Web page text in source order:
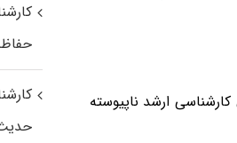
شرکت در آزمون کارشناسی ارشد ناپیوسته